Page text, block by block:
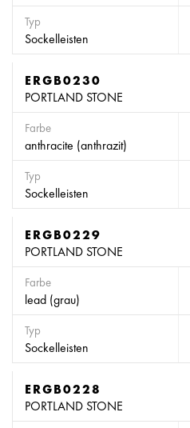
Typ
Sockelleisten
ERGB0230
PORTLAND STONE
Farbe
anthracite (anthrazit)
Typ
Sockelleisten
ERGB0229
PORTLAND STONE
Farbe
lead (grau)
Typ
Sockelleisten
ERGB0228
PORTLAND STONE